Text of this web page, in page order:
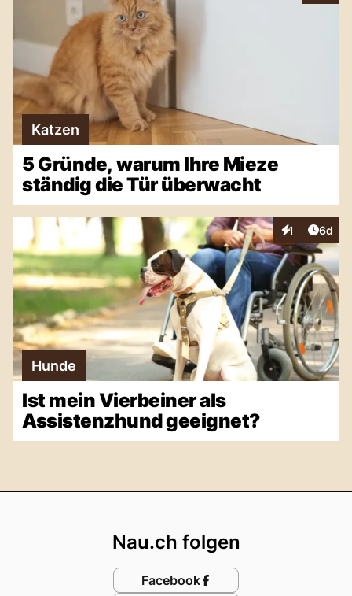
Katzen
5 Gründe, warum Ihre Mieze
ständig die Tür überwacht
1
Interaktionen
6d
Hunde
Ist mein Vierbeiner als
Assistenzhund geeignet?
Nau.ch folgen
Facebook